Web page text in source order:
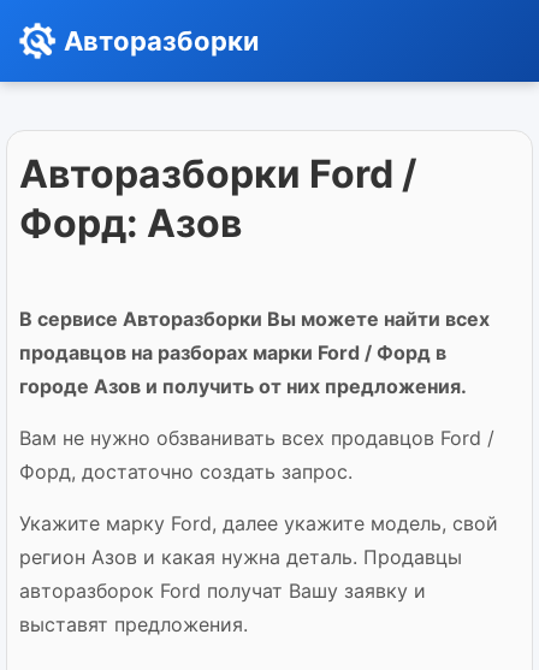
Авторазборки
Авторазборки Ford /
Форд: Азов
В сервисе Авторазборки Вы можете найти всех
продавцов на разборах марки Ford / Форд в
городе Азов и получить от них предложения.
Вам не нужно обзванивать всех продавцов Ford /
Форд, достаточно создать запрос.
Укажите марку Ford, далее укажите модель, свой
регион Азов и какая нужна деталь. Продавцы
авторазборок Ford получат Вашу заявку и
выставят предложения.